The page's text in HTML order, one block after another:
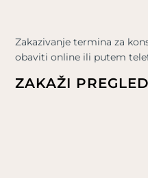
Zakazivanje termina za
obaviti online ili putem
ZAKAŽI